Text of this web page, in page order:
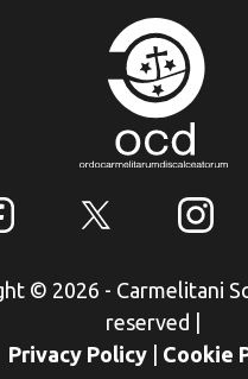
© 2026 - Carmelitani
reserved
Privacy Policy
Cookie